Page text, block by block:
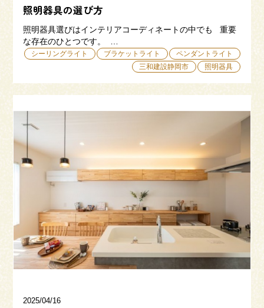
054-365-3838
土日9:00 - 16:00
来場予約 お問い合わせ 資料請求
照明器具の選び方
照明器具選びはインテリアコーディネートの中でも 重要
な存在のひとつです。 …
シーリングライト ブラケットライト
ペンダントライト
三和建設静岡市
照明器具
2025/04/16